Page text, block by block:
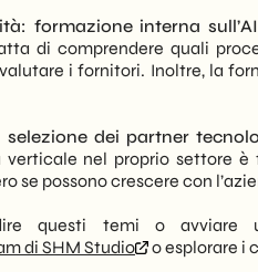
formazione interna
di comprendere quali
i fornitori. Inoltre, la
dei partner
verticale nel proprio settore
se possono crescere con
questi temi o avviare
di SHM Studio
o esplorare i